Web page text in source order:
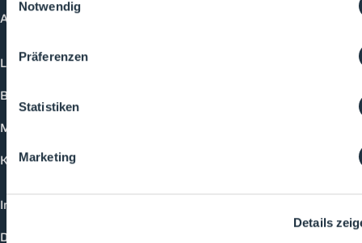
Notwendig
Präferenzen
Statistiken
Marketing
Details
Academy
Login
Buchungsmöglichkeiten
Medienformate
Kontakt
Impressum
Datenschutzerklärung